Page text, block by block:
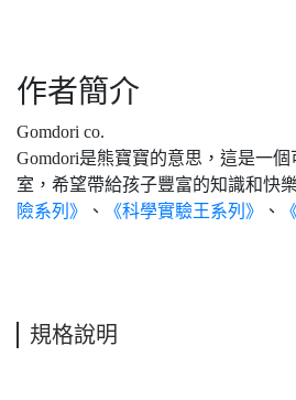
作者簡介
Gomdori co.
Gomdori是熊寶寶的意思，這是一
室，希望帶給孩子豐富的知識和快
險系列》
、 《科學實驗王系列》 、
規格說明